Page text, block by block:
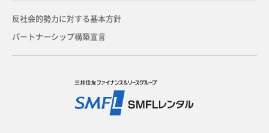
反社会的勢力に対する基本方針
パートナーシップ構築宣言